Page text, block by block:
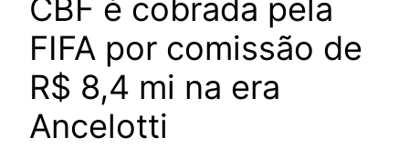
CBF é cobrada pela
FIFA por comissão de
R$ 8,4 mi na era
Ancelotti